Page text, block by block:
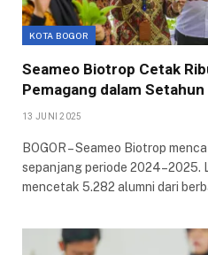
KOTA BOGOR
Seameo Biotrop Cetak
Pemagang dalam Setahun
13 JUNI 2025
BOGOR – Seameo Biotrop
sepanjang periode 2024–2025.
mencetak 5.282 alumni dari